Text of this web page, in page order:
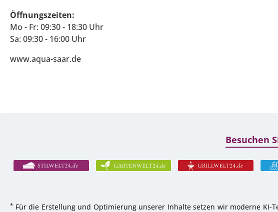
Öffnungszeiten:
Mo - Fr: 09:30 - 18:30 Uhr
Sa: 09:30 - 16:00 Uhr
www.aqua-saar.de
Besuchen
* Für die Erstellung und Optimierung unserer Inhalte setzen wir moderne KI-